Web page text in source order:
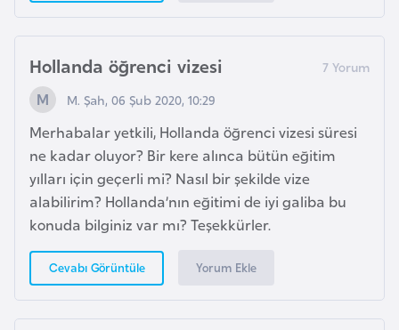
Hollanda öğrenci vizesi
M. Şah, 06 Şub 2020, 10:29
Merhabalar yetkili, Hollanda öğrenci vizesi süresi
ne kadar oluyor? Bir kere alınca bütün eğitim
yılları için geçerli mi? Nasıl bir şekilde vize
alabilirim? Hollanda’nın eğitimi de iyi galiba bu
konuda bilginiz var mı? Teşekkürler.
Cevabı Görüntüle Yorum Ekle
B
u
l
a
r
i
s
t
a
E
r